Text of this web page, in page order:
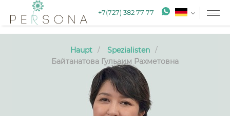
+7(727) 382 77 77
Haupt
Spezialisten
Байтанатова Гульаим Рахметовна